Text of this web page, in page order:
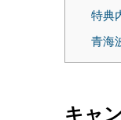
特典
青海
キャ